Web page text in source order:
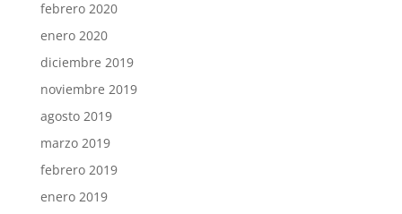
febrero 2020
enero 2020
diciembre 2019
noviembre 2019
agosto 2019
marzo 2019
febrero 2019
enero 2019